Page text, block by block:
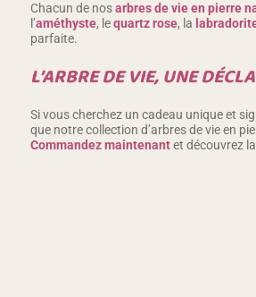
Chacun de nosarbres de vie en pierre
l’améthyste, lequartz rose, la
parfaite.
L’ARBRE DE VIE, UNE
Si vous cherchez un cadeau unique et
que notre collection d’arbres de vie en
Commandez maintenantet découvrez